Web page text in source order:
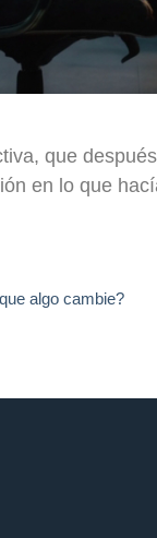
que
en lo que
algo cambie?